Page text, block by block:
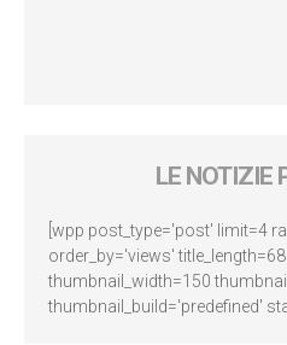
LE NOTIZIE
[wpp post_type='post' limit=4
order_by='views'
thumbnail_width=150
thumbnail_build='predefined'